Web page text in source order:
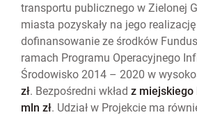
transportu publicznego w Zielonej
miasta pozyskały na jego
dofinansowanie ze środków
ramach Programu Operacyjnego
Środowisko 2014 – 2020 w
zł. Bezpośredni wkład z miejskiego
mln zł. Udział w Projekcie ma